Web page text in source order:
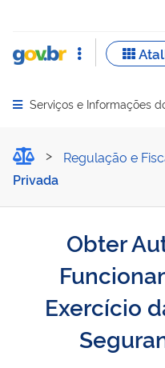
Abrir menu principal de
Serviços e Informações
ObterRegulação e
Privada
Obter
Exercício